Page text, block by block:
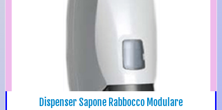
Dispenser Sapone Rabbocco Modulare